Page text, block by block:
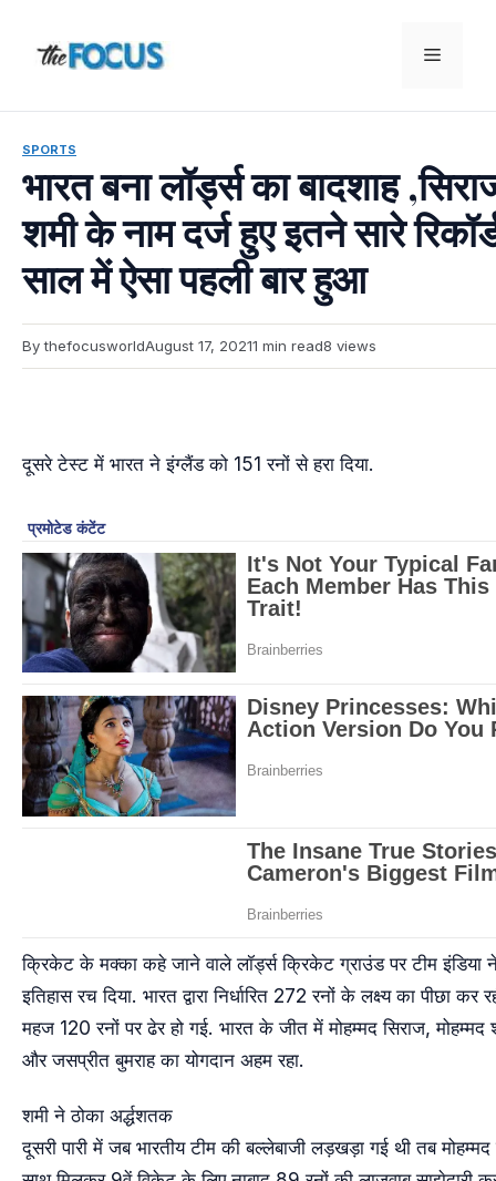
content
Menu
SPORTS
भारत बना लॉर्ड्स का बादशाह
शमी के नाम दर्ज हुए इतने सारे
साल में ऐसा पहली बार हुआ
By thefocusworldAugust 17, 20211 min read8 views
दूसरे टेस्ट में भारत ने इंग्लैंड को 151 रनों से हरा दिया.
क्रिकेट के मक्का कहे जाने वाले लॉर्ड्स क्रिकेट ग्राउंड पर टीम इंडिया
इतिहास रच दिया. भारत द्वारा निर्धारित 272 रनों के लक्ष्य का पीछा कर
महज 120 रनों पर ढेर हो गई. भारत के जीत में मोहम्मद सिराज,
और जसप्रीत बुमराह का योगदान अहम रहा.
शमी ने ठोका अर्द्धशतक
दूसरी पारी में जब भारतीय टीम की बल्लेबाजी लड़खड़ा गई थी तब